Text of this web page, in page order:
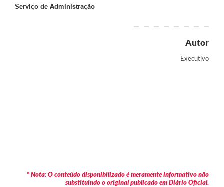
Serviço de Administração
Autor
Executivo
* Nota: O conteúdo disponibilizado é meramente informativo não
substituindo o original publicado em Diário Oficial.